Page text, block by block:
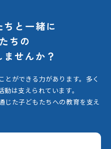
ちと一緒に
ちの
せんか？
ができる力があります。 多く
は支えられています。
じた子どもたちへの教育を支え